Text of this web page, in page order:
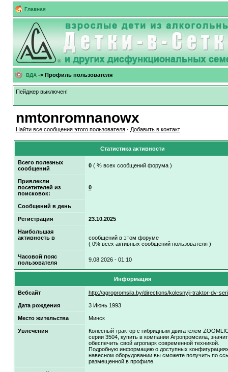
Главная
ВДА-> Профиль пользователя
Пейджер выключен!
nmtonromnanowx
Найти все сообщения этого пользователя· Добавить в контакт
Статистика активности
Всего полезных
сообщений
0( % всех сообщений форума )
Привлекли
посетителей из
поисковок:
0
Сообщений в день
Регистрация 23.10.2025
Наибольшая
активность в
сообщений в этом форуме
( 0% всех активных сообщений пользователя )
Часовой пояс
пользователя
9.08.2026 - 01:10
Информация
Вебсайт http://agropromsila.by/directions/kolesnyij-traktor-dv-
Дата рождения 3 Июнь 1993
Место жительства Минск
Увлечения
Колесный трактор с гибридным двигателем
серии 3504, купить в компании Агропромсила, значит
обеспечить свой агропарк современной техникой.
Подробную информацию о доступных
навесном оборудовании вы сможете получить по
размещенной в профиле.